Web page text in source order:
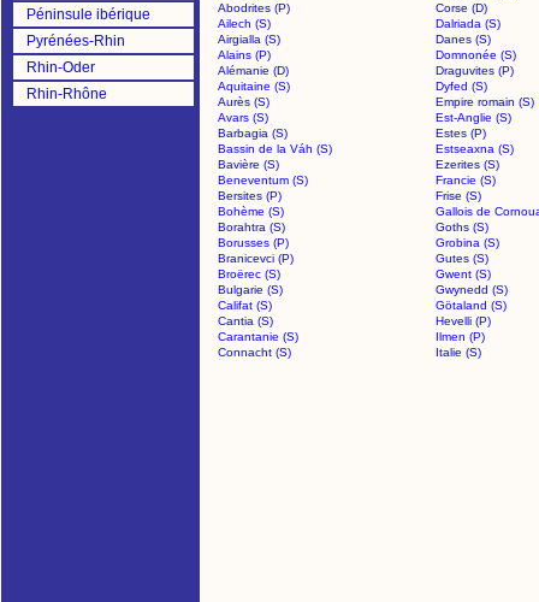
Péninsule ibérique
Pyrénées-Rhin
Rhin-Oder
Rhin-Rhône
Abodrites (P)
Corse (D)
Ailech (S)
Dalriada (S)
Airgialla (S)
Danes (S)
Alains (P)
Domnonée (S)
Alémanie (D)
Draguvites (P)
Aquitaine (S)
Dyfed (S)
Aurès (S)
Empire romain (S)
Avars (S)
Est-Anglie (S)
Barbagia (S)
Estes (P)
Bassin de la Váh (S)
Estseaxna (S)
Bavière (S)
Ezerites (S)
Beneventum (S)
Francie (S)
Bersites (P)
Frise (S)
Bohème (S)
Gallois de
Borahtra (S)
Goths (S)
Borusses (P)
Grobina (S)
Branicevci (P)
Gutes (S)
Broërec (S)
Gwent (S)
Bulgarie (S)
Gwynedd (S)
Califat (S)
Götaland (S)
Cantia (S)
Hevelli (P)
Carantanie (S)
Ilmen (P)
Connacht (S)
Italie (S)